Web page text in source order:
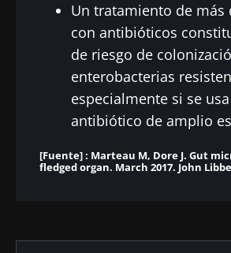
Un tratamiento de más
con antibióticos
de riesgo de
enterobacterias
especialmente si se
antibiótico de amplio
[Fuente] : Marteau M, Dore J. Gut
fledged organ. March 2017. John
Influencia
microbiota
en la salud
reproductiva
Leer el
artículo
Microbiota
¿un
pronóstico
colorrectal?
Leer el